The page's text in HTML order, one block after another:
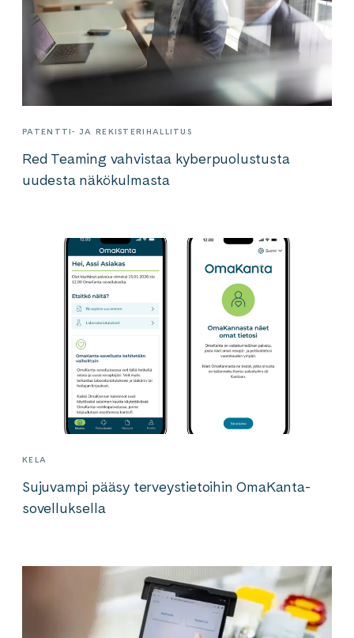
PATENTTI- JA REKISTERIHALLITUS
Red Teaming vahvistaa kyberpuolustusta
uudesta näkökulmasta
KELA
Sujuvampi pääsy terveystietoihin OmaKanta-
sovelluksella